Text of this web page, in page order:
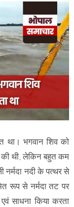
था। भगवान शिव को
थी, लेकिन बहुत कम
नर्मदा नदी के पत्थर से
रूप से नर्मदा तट पर
साधना किया करता